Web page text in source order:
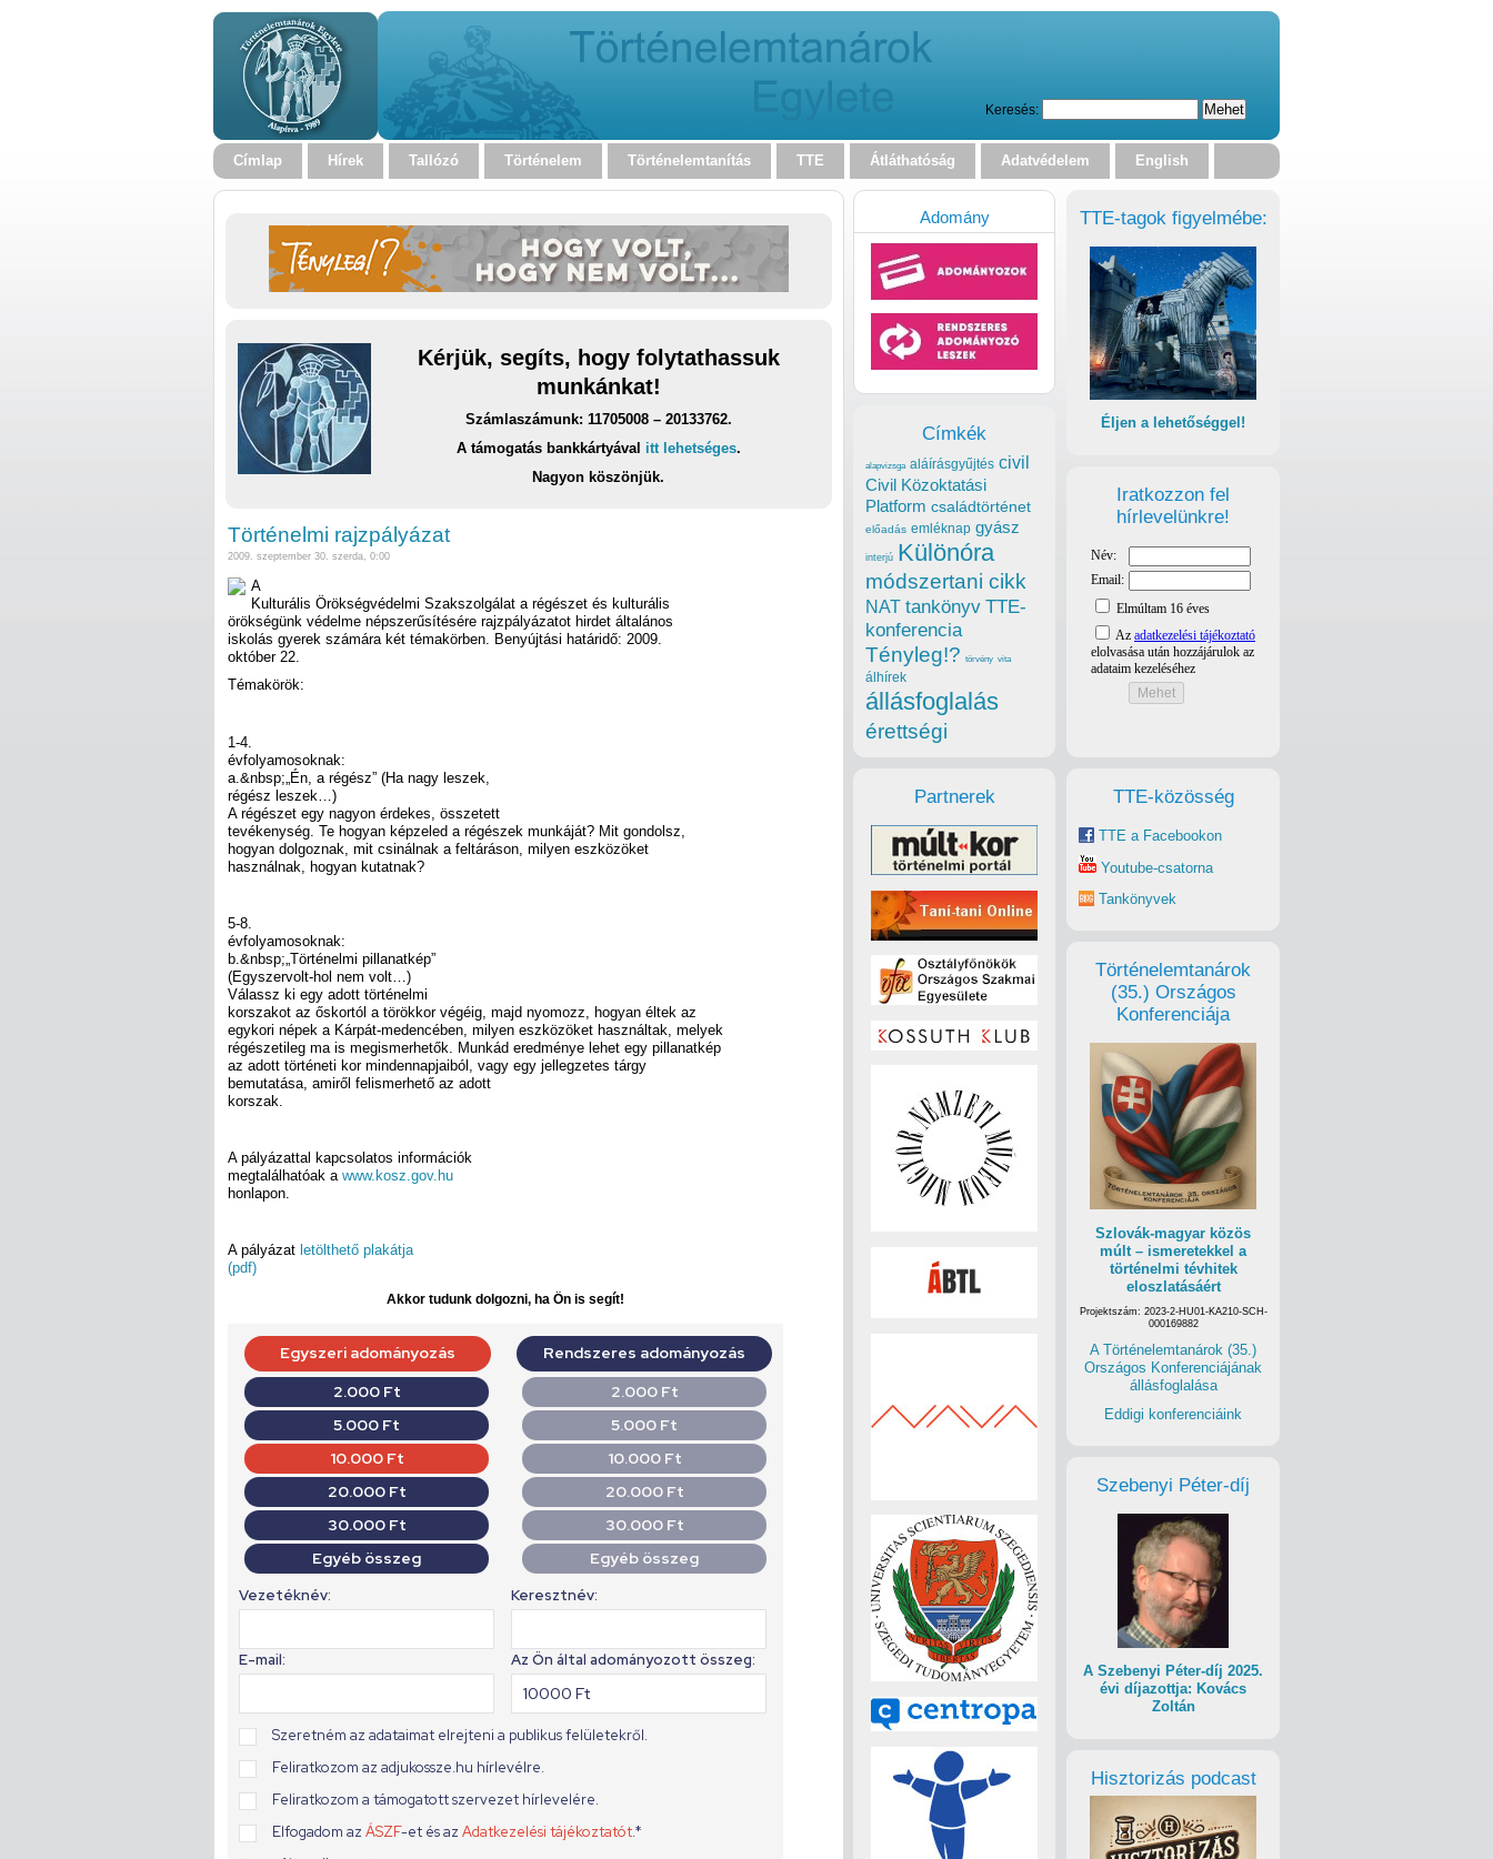
Keresés:
Címlap Hírek Tallózó Történelem Történelemtanítás TTE Átláthatóság Adatvédelem English
Kérjük, segíts, hogy folytathassuk
munkánkat!
Számlaszámunk: 11705008 – 20133762.
A támogatás bankkártyával itt lehetséges.
Nagyon köszönjük.
Történelmi rajzpályázat
2009. szeptember 30. szerda, 0:00
A
Kulturális Örökségvédelmi Szakszolgálat a régészet és kulturális
örökségünk védelme népszerűsítésére rajzpályázatot hirdet általános
iskolás gyerek számára két témakörben. Benyújtási határidő: 2009.
október 22.
Témakörök:
1-4.
évfolyamosoknak:
a.&nbsp;„Én, a régész” (Ha nagy leszek,
régész leszek…)
A régészet egy nagyon érdekes, összetett
tevékenység. Te hogyan képzeled a régészek munkáját? Mit gondolsz,
hogyan dolgoznak, mit csinálnak a feltáráson, milyen eszközöket
használnak, hogyan kutatnak?
5-8.
évfolyamosoknak:
b.&nbsp;„Történelmi pillanatkép”
(Egyszervolt-hol nem volt…)
Válassz ki egy adott történelmi
korszakot az őskortól a törökkor végéig, majd nyomozz, hogyan éltek az
egykori népek a Kárpát-medencében, milyen eszközöket használtak, melyek
régészetileg ma is megismerhetők. Munkád eredménye lehet egy pillanatkép
az adott történeti kor mindennapjaiból, vagy egy jellegzetes tárgy
bemutatása, amiről felismerhető az adott
korszak.
A pályázattal kapcsolatos információk
megtalálhatóak a www.kosz.gov.hu
honlapon.
A pályázat letölthető plakátja
(pdf)
Akkor tudunk dolgozni, ha Ön is segít!
TTE-tagok figyelmébe:
Éljen a lehetőséggel!
Iratkozzon fel
hírlevelünkre!
TTE-közösség
TTE a Facebookon
Youtube-csatorna
Tankönyvek
Történelemtanárok
(35.) Országos
Konferenciája
Szlovák-magyar közös
múlt – ismeretekkel a
történelmi tévhitek
eloszlatásáért
Projektszám: 2023-2-HU01-KA210-SCH-
000169882
A Történelemtanárok (35.)
Országos Konferenciájának
állásfoglalása
Eddigi konferenciáink
Szebenyi Péter-díj
A Szebenyi Péter-díj 2025.
évi díjazottja: Kovács
Zoltán
Hisztorizás podcast
Adomány
Címkék
alapvizsga aláírásgyűjtés civil
Civil Közoktatási
Platform családtörténet
előadás emléknap gyász
interjú Különóra
módszertani cikk
NAT tankönyv TTE-
konferencia
Tényleg!? törvény vita
álhírek
állásfoglalás
érettségi
Partnerek